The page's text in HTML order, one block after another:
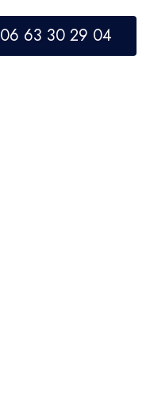
06 63 30 29 04